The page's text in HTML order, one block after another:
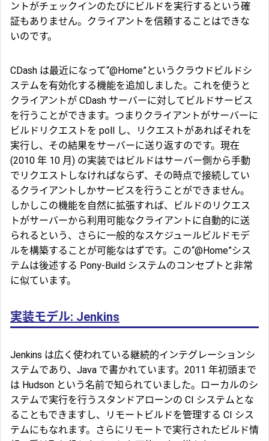
ントがチェックインのたびにビルドを実行するという確
証もありません。クライアントを信頼することはできな
いのです。
CDash は最近になって“@Home”というクラウドビルドシ
ステムを有効化する機能を追加しました。これを使うと
クライアントが CDash サーバーに対してビルドサービス
を行うことができます。つまりクライアントがサーバーに
ビルドリクエストを poll し、リクエストがあればそれを
実行し、その結果をサーバーに送り返すのです。現在
(2010 年 10 月) の実装ではビルドはサーバー側から手動
でリクエストしなければならず、その時点で接続してい
るクライアントしかサービスを行うことができません。
しかしこの機能を自然に拡張すれば、ビルドのリクエス
トがサーバーから利用可能なクライアントに自動的に送
られるという、さらに一般的なスケジュールビルドモデ
ルを構築することが可能なはずです。この“@Home”シス
テムは後述する Pony-Build システムのコンセプトと非常
に似ています。
実装モデル: Jenkins
Jenkins は広く使われている継続的インテグレーションシ
ステムであり、Java で書かれています。2011 年初頭まで
は Hudson という名前で知られていました。ローカルのシ
ステムで実行を行うスタンドアローンの CI システムとな
ることもできますし、リモートビルドを管理する CI シス
テムにもなれます。さらにリモートで実行されたビルド情